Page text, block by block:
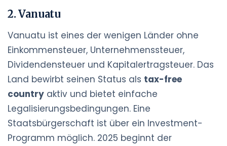
2. Vanuatu
Vanuatu ist eines der wenigen Länder ohne
Einkommensteuer, Unternehmenssteuer,
Dividendensteuer und Kapitalertragsteuer. Das
Land bewirbt seinen Status als tax-free
country aktiv und bietet einfache
Legalisierungsbedingungen. Eine
Staatsbürgerschaft ist über ein Investment-
Programm möglich. 2025 beginnt der